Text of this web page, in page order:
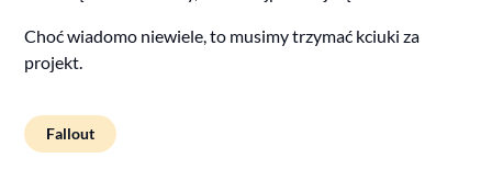
Choć wiadomo niewiele, to musimy trzymać kciuki za
projekt.
Fallout